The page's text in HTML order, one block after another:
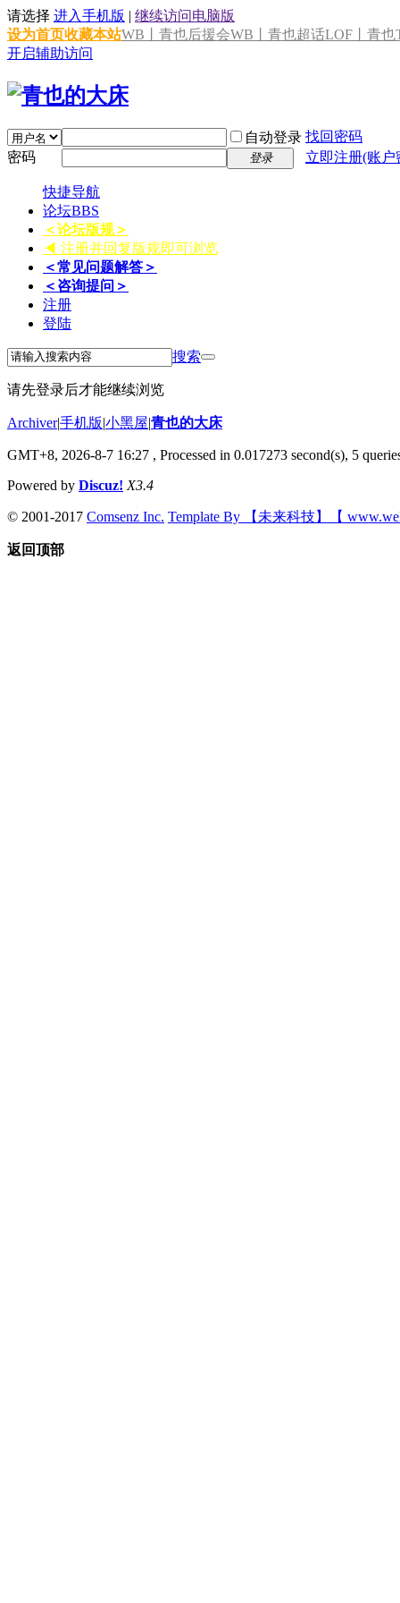
请选择 进入手机版 | 继续访问电脑版
设为首页收藏本站WB丨青也后援会WB丨青也超话LOF丨青也
开启辅助访问
自动登录 找回密码
密码
登录 立即注册(账
快捷导航
论坛BBS
＜论坛版规＞
◀ 注册并回复版规即可浏览
＜常见问题解答＞
＜咨询提问＞
注册
登陆
搜索
请先登录后才能继续浏览
Archiver|手机版|小黑屋|青也的大床
GMT+8, 2026-8-7 16:27 , Processed in 0.017273 second(s), 5
Powered by Discuz! X3.4
© 2001-2017 Comsenz Inc. Template By 【未来科技】【
返回顶部